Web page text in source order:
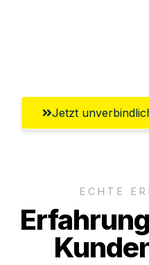
Jetzt
ECHTE